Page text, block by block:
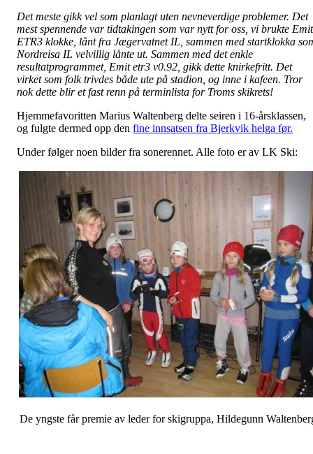
Det meste gikk vel som planlagt uten nevneverdige problemer. Det
mest spennende var tidtakingen som var nytt for oss, vi brukte Emit
ETR3 klokke, lånt fra Jægervatnet IL, sammen med startklokka
Nordreisa IL velvillig lånte ut. Sammen med det enkle
resultatprogrammet, Emit etr3 v0.92, gikk dette knirkefritt. Det
virket som folk trivdes både ute på stadion, og inne i kafeen. Tror
nok dette blir et fast renn på terminlista for Troms skikrets!
Hjemmefavoritten Marius Waltenberg delte seiren i 16-årsklassen,
og fulgte dermed opp den fine innsatsen fra Bjerkvik helga før.
Under følger noen bilder fra sonerennet. Alle foto er av LK Ski:
De yngste får premie av leder for skigruppa, Hildegunn